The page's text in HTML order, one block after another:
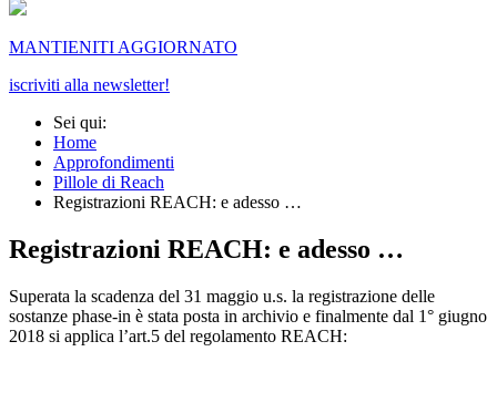
MANTIENITI AGGIORNATO
iscriviti alla newsletter!
Sei qui:
Home
Approfondimenti
Pillole di Reach
Registrazioni REACH: e adesso …
Registrazioni REACH: e adesso …
Superata la scadenza del 31 maggio u.s. la registrazione delle
sostanze phase-in è stata posta in archivio e finalmente dal 1° giugno
2018 si applica l’art.5 del regolamento REACH: